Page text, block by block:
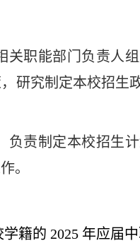
关职能部门负责人
研究制定本校招生
负责制定本校招生
。
学籍的 2025 年应届